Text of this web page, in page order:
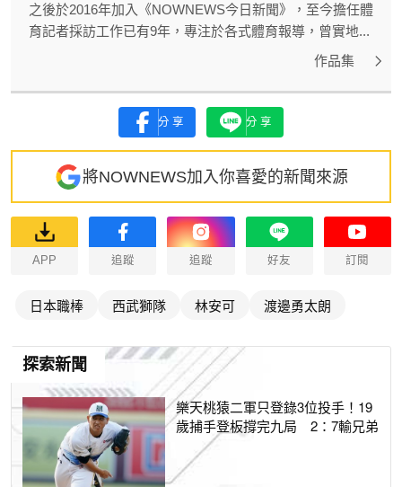
之後於2016年加入《NOWNEWS今日新聞》，至今擔任體
育記者採訪工作已有9年，專注於各式體育報導，曾實地...
作品集
分享 分享
將NOWNEWS加入你喜愛的新聞來源
APP 追蹤 追蹤 好友 訂閱
日本職棒 西武獅隊 林安可 渡邊勇太朗
探索新聞
樂天桃猿二軍只登錄3位投手！19
歲捕手登板撐完九局 2：7輸兄弟